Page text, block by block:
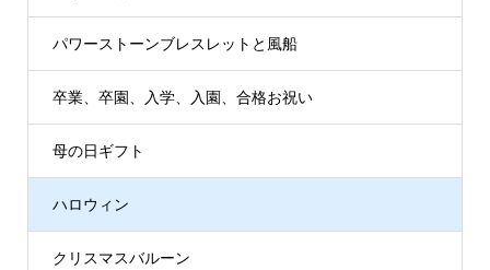
パワーストーンブレスレットと風船
卒業、卒園、入学、入園、合格お祝い
母の日ギフト
ハロウィン
クリスマスバルーン